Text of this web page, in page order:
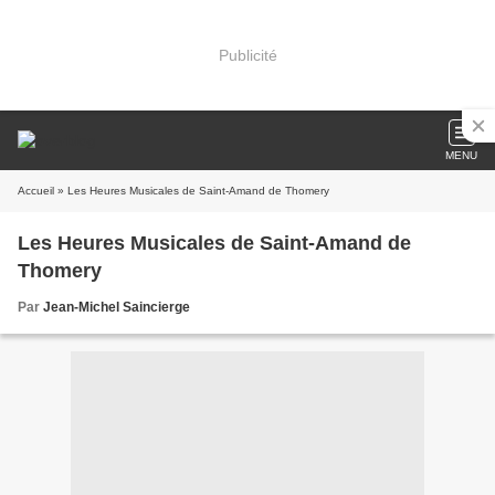
Publicité
MENU
Accueil » Les Heures Musicales de Saint-Amand de Thomery
Les Heures Musicales de Saint-Amand de
Thomery
Par Jean-Michel Saincierge